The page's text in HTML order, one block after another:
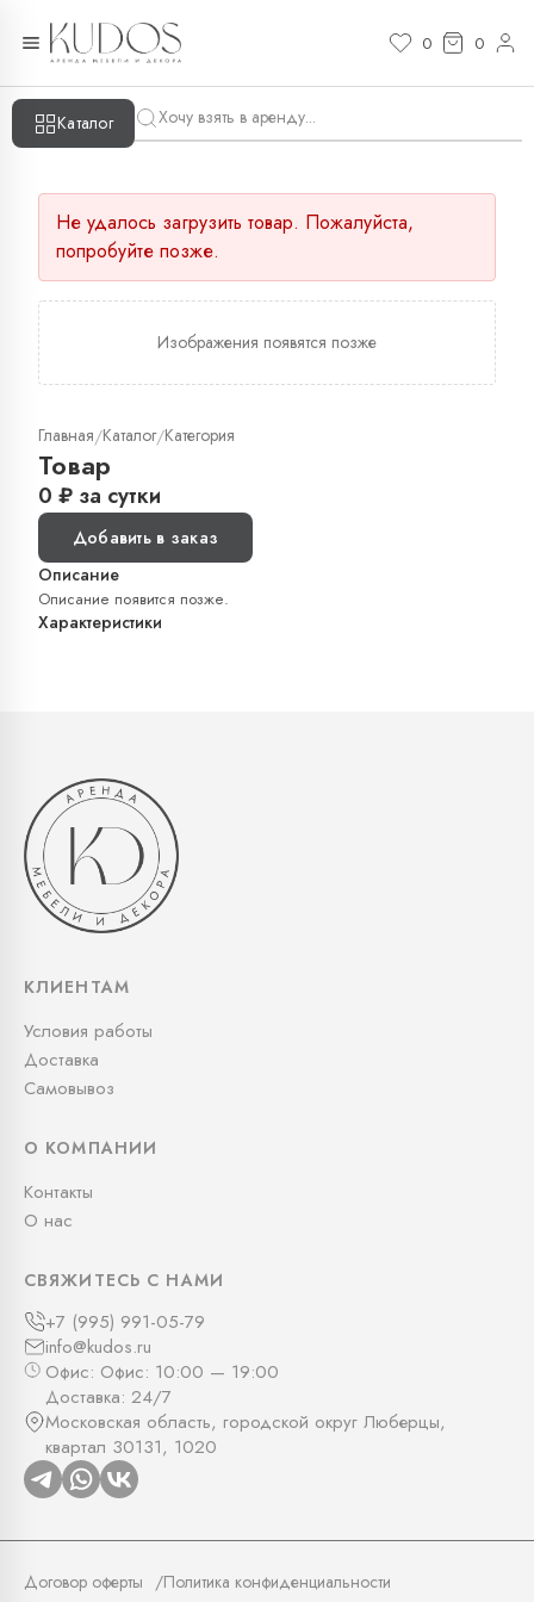
0 0
Каталог
Не удалось загрузить товар. Пожалуйста,
попробуйте позже.
Изображения появятся позже
Главная/Каталог/Категория
Товар
0 ₽ за сутки
Добавить в заказ
Описание
Описание появится позже.
Характеристики
КЛИЕНТАМ
Условия работы
Доставка
Самовывоз
О КОМПАНИИ
Контакты
О нас
СВЯЖИТЕСЬ С НАМИ
+7 (995) 991-05-79
info@kudos.ru
Офис: Офис: 10:00 — 19:00
Доставка: 24/7
Московская область, городской округ Люберцы,
квартал 30131, 1020
Договор оферты Политика конфиденциальности